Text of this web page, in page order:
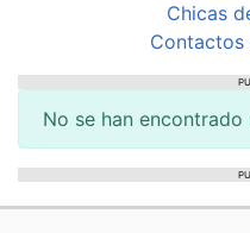
Chicas
Contactos
No se han encontrado